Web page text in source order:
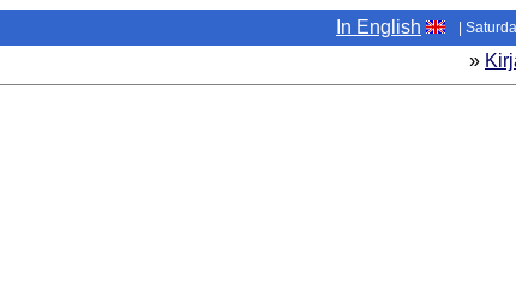
In English |
»